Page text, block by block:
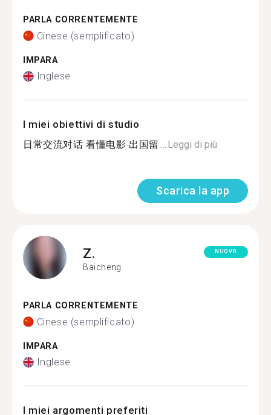
PARLA CORRENTEMENTE
Cinese (semplificato)
IMPARA
Inglese
I miei obiettivi di studio
日常交流对话 看懂电影 出国留...Leggi di più
Scarica la app
Z.
Baicheng
NUOVO
PARLA CORRENTEMENTE
Cinese (semplificato)
IMPARA
Inglese
I miei argomenti preferiti